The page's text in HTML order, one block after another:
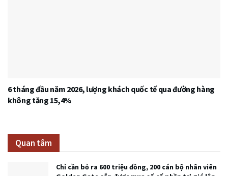
6 tháng đầu năm 2026, lượng khách quốc tế qua đường hàng
không tăng 15,4%
Quan tâm
Chỉ cần bỏ ra 600 triệu đồng, 200 cán bộ nhân viên